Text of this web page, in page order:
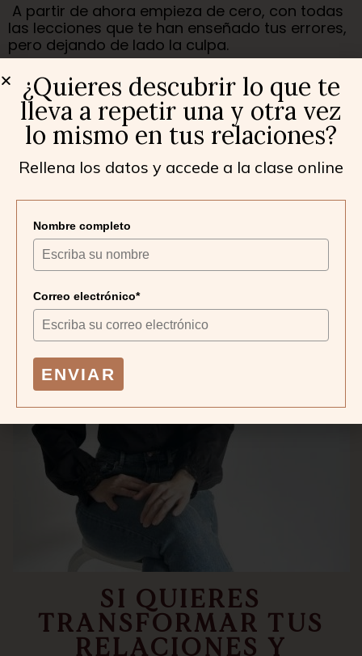
A partir de ahora empieza de cero, con todas
las lecciones que te han enseñado tus errores,
pero dejando de lado la culpa.
Ya estas preparada para empezar de nuevo.
SI QUIERES
TRANSFORMAR TUS
RELACIONES Y
¿Quieres descubrir lo que te
lleva a repetir una y otra vez
lo mismo en tus relaciones?
Rellena los datos y accede a la clase online
Nombre completo
Correo electrónico*
ENVIAR